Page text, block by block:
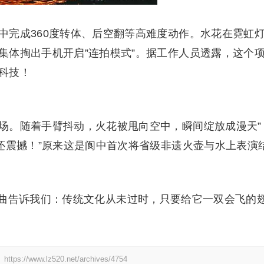
完成360度转体、后空翻等高难度动作。水花在霓虹
掏出手机开启”连拍模式”。据工作人员透露，这个项
技！
。随着手臂抖动，火花被甩向空中，瞬间绽放成漫天”
震撼！”原来这是阆中首次将省级非遗火壶与水上表演
告诉我们：传统文化从未过时，只要给它一双会飞的
https://www.lz520.net/archives/4754